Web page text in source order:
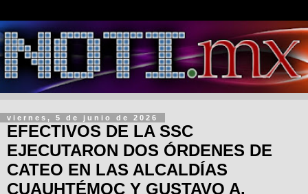
viernes, 5 de junio de 2026
EFECTIVOS DE LA SSC
EJECUTARON DOS ÓRDENES DE
CATEO EN LAS ALCALDÍAS
CUAUHTÉMOC Y GUSTAVO A.